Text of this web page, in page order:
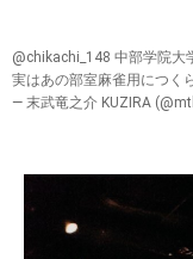
@chikachi_148 中部学院大
実はあの部室麻雀用につく
— 末武竜之介 KUZIRA